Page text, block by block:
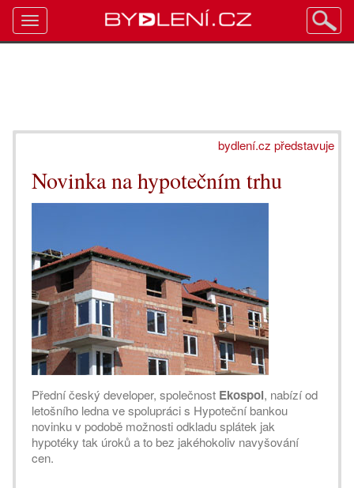
bydlení.cz představuje
Novinka na hypotečním trhu
Přední český developer, společnost Ekospol, nabízí od
letošního ledna ve spolupráci s Hypoteční bankou
novinku v podobě možnosti odkladu splátek jak
hypotéky tak úroků a to bez jakéhokoliv navyšování
cen.
Toggle
navigation